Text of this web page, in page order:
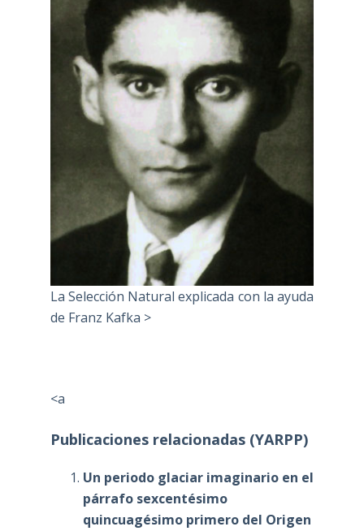
La Selección Natural explicada con la ayuda
de Franz Kafka >
<a
Publicaciones relacionadas (YARPP)
Un periodo glaciar imaginario en el
párrafo sexcentésimo
quincuagésimo primero del Origen